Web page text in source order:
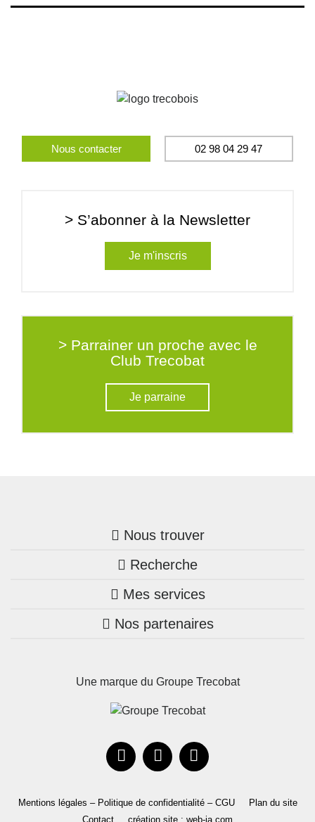
Nous contacter 02 98 04 29 47
> S’abonner à la Newsletter
Je m'inscris
> Parrainer un proche avec le
Club Trecobat
Je parraine
Nous trouver
Trouver une agence
Bretagne
Pays de la Loire
Occitanie
Recherche
Nos annonces
Maison + terrain
Mes services
Mon compte Trecobois
Parrainez un proche!
Nos partenaires
Une marque du Groupe Trecobat
Mentions légales – Politique de confidentialité – CGU
Plan du site
Contact
création site : web-ia.com